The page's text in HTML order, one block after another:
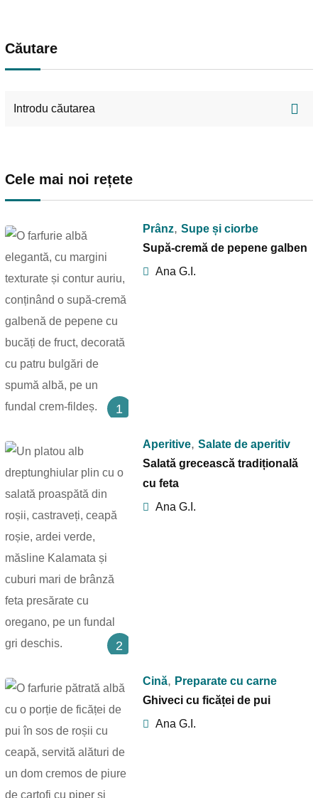
Căutare
Cele mai noi rețete
1
Prânz, Supe și ciorbe
Supă-cremă de pepene galben
Ana G.I.
2
Aperitive, Salate de aperitiv
Salată grecească tradițională
cu feta
Ana G.I.
Cină, Preparate cu carne
Ghiveci cu ficăței de pui
Ana G.I.